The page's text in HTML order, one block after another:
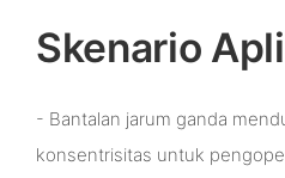
Skenario
- Bantalan jarum ganda
konsentrisitas untuk